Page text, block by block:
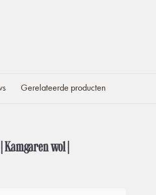
Gerelateerde producten
wol |